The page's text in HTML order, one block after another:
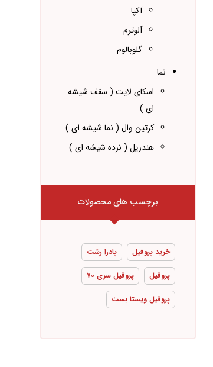
آکپا
آلوترم
گلوبالوم
نما
اسکای لایت ( سقف شیشه
ای )
کرتین وال ( نما شیشه ای )
هندریل ( نرده شیشه ای )
برچسب های محصولات
خرید پروفیل پادرا رشت
پروفیل پروفیل سری ۷۰
پروفیل ویستا بست